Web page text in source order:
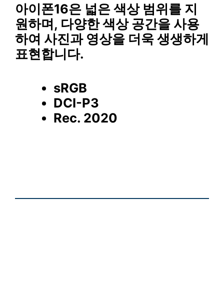
아이폰16은 넓은 색상 범위를 지
원하며, 다양한 색상 공간을 사용
하여 사진과 영상을 더욱 생생하게
표현합니다.
sRGB
DCI-P3
Rec. 2020